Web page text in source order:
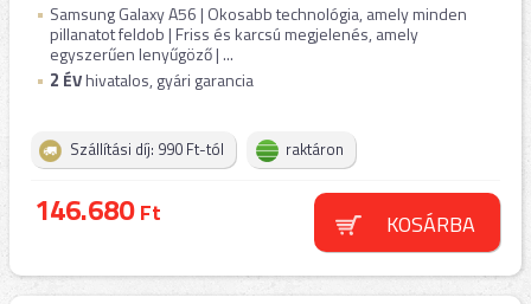
Samsung Galaxy A56 | Okosabb technológia, amely minden
pillanatot feldob | Friss és karcsú megjelenés, amely
egyszerűen lenyűgöző | ...
2 ÉVhivatalos, gyári garancia
Szállítási díj: 990 Ft-tól raktáron
146.680Ft KOSÁRBA